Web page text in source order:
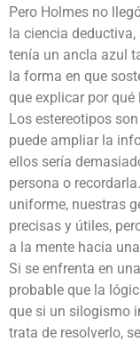
Pero Holmes no
la ciencia
tenía un ancla azul
la forma en que
que explicar por qué
Los estereotipos
puede ampliar la
ellos sería
persona o
uniforme, nuestras
precisas y útiles,
a la mente hacia
Si se enfrenta en
probable que la
que si un silogismo
trata de resolverlo,